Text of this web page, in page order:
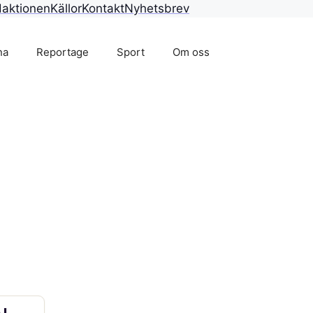
KällorKontaktNyhetsbrev
Reportage Sport Om oss